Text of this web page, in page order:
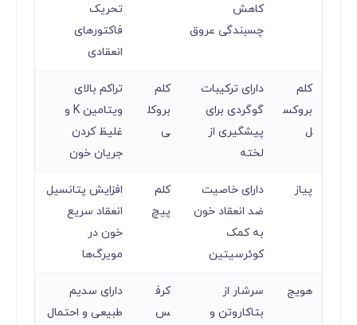
کاهش
چسبندگی عروق
تحریک
فاکتورهای
انعقادی
کلم
بروکس
ل
دارای ترکیبات
گوگردی برای
پیشگیری از
لخته
کلم
بروکل
ی
تراکم بالای
ویتامین K و
غلیظ کردن
جریان خون
پیاز
دارای خاصیت
ضد انعقاد خون
به کمک
کوئرسیتین
کلم
پیچ
افزایش پتانسیل
انعقاد سریع
خون در
مویرگ‌ها
هویج
سرشار از
بتاکاروتن و
کرف
س
دارای سدیم
طبیعی و احتمال